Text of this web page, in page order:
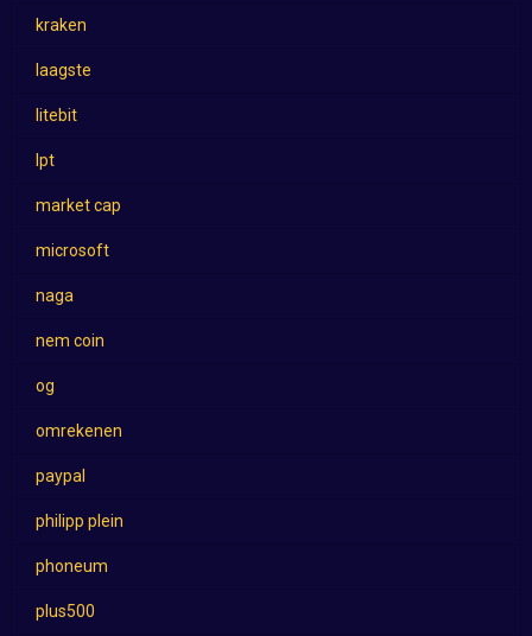
kraken
laagste
litebit
lpt
market cap
microsoft
naga
nem coin
og
omrekenen
paypal
philipp plein
phoneum
plus500